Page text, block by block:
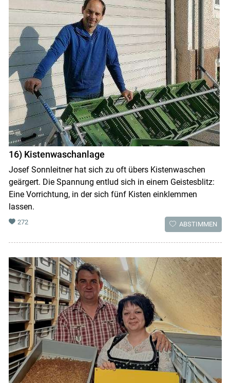
16) Kistenwaschanlage
Josef Sonnleitner hat sich zu oft übers Kistenwaschen
geärgert. Die Spannung entlud sich in einem Geistesblitz:
Eine Vorrichtung, in der sich fünf Kisten einklemmen
lassen.
272 ABSTIMMEN